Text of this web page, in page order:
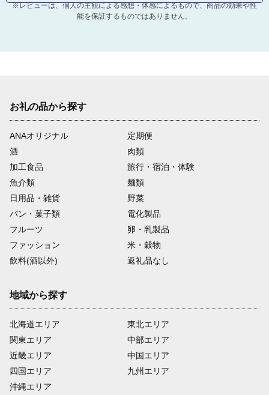
※レビューは、個人の主観による感想・体感によるもので、商品の効果や性
能を保証するものではありません。
お礼の品から探す
ANAオリジナル
定期便
酒
肉類
加工食品
旅行・宿泊・体験
魚介類
麺類
日用品・雑貨
野菜
パン・菓子類
電化製品
フルーツ
卵・乳製品
ファッション
米・穀物
飲料(酒以外)
返礼品なし
地域から探す
北海道エリア
関東エリア
近畿エリア
四国エリア
沖縄エリア
東北エリア
中部エリア
中国エリア
九州エリア